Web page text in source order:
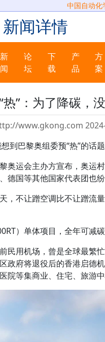
中国自动化
新闻详情
新
闻
论
坛
下
载
产
品
方
案
热”：为了降碳，
www.gkong.com
到巴黎奥组委预“热”的话题
奥运会主办方宣布，奥运
德国等其他国家代表团也纷
，不让蹭空调比不让蹭流
）单体项目，全年可减
民用机场，曾是全球最繁
政府将退役后的香港启德
院等集商业、住宅、旅游